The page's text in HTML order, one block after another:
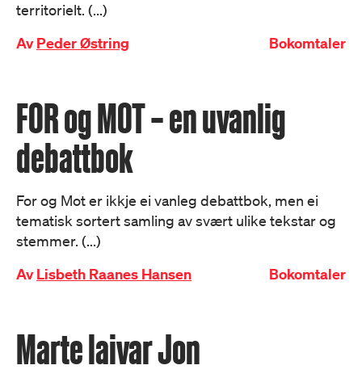
territorielt. (...)
AvPeder Østring Bokomtaler
FOR og MOT – en uvanlig
debattbok
For og Mot er ikkje ei vanleg debattbok, men ei
tematisk sortert samling av svært ulike tekstar og
stemmer. (...)
AvLisbeth Raanes Hansen Bokomtaler
Marte laivar Jon